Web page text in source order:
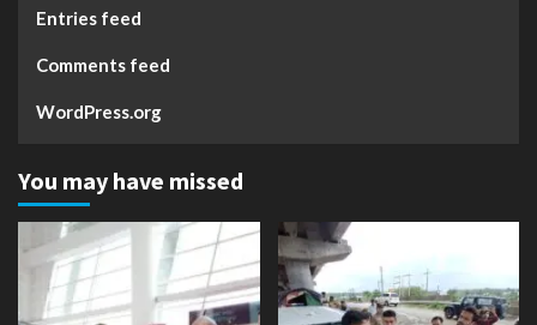
Entries feed
Comments feed
WordPress.org
You may have missed